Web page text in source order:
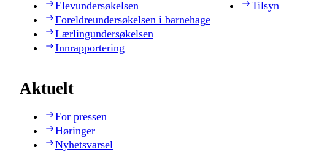
Elevundersøkelsen
Foreldreundersøkelsen i barnehage
Lærlingundersøkelsen
Innrapportering
Tilsyn
Aktuelt
For pressen
Høringer
Nyhetsvarsel